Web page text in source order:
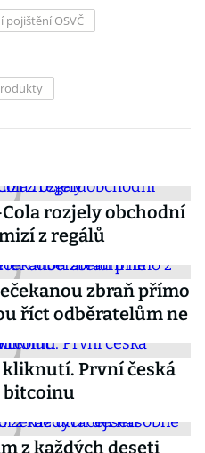
pojištění OSVČ
rozjely obchodní
z regálů
zbraň přímo
říct odběratelům ne
kliknutí. První česká
bitcoinu
z každých deseti